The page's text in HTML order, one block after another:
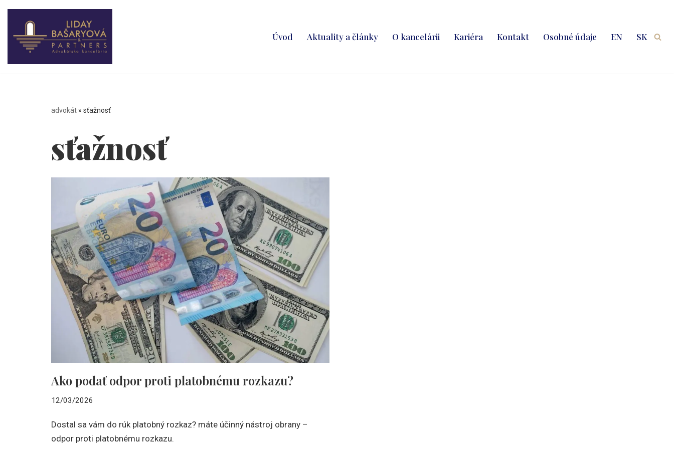
Preskočiť
Úvod Aktuality a články O kancelárii Kariéra Kontakt Osobné údaje EN SK
advokát » sťažnosť
sťažnosť
Ako podať odpor proti platobnému rozkazu?
12/03/2026
Dostal sa vám do rúk platobný rozkaz? máte účinný nástroj obrany –
odpor proti platobnému rozkazu.